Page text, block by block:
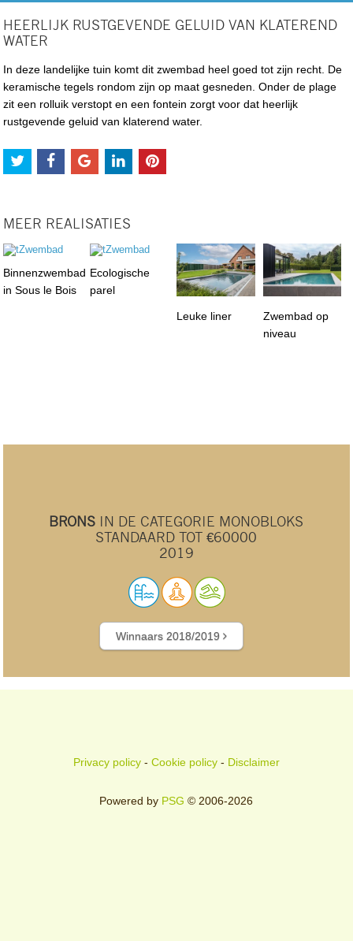
HEERLIJK RUSTGEVENDE GELUID VAN KLATEREND
WATER
In deze landelijke tuin komt dit zwembad heel goed tot zijn recht. De
keramische tegels rondom zijn op maat gesneden. Onder de plage
zit een rolluik verstopt en een fontein zorgt voor dat heerlijk
rustgevende geluid van klaterend water.
MEER REALISATIES
Binnenzwembad
in Sous le Bois
Ecologische
parel
Leuke liner
Zwembad op
niveau
BRONS IN DE CATEGORIE MONOBLOKS
STANDAARD TOT €60000
2019
Winnaars 2018/2019
Privacy policy- Cookie policy- Disclaimer
Powered by PSG © 2006-2026